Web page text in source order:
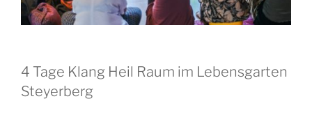
4 Tage Klang Heil Raum im Lebensgarten
Steyerberg